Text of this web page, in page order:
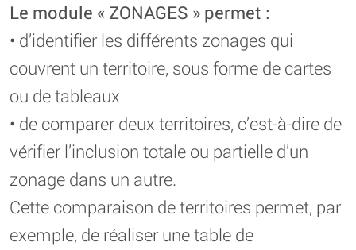
Le module « ZONAGES » permet :
• d’identifier les différents zonages qui
couvrent un territoire, sous forme de cartes
ou de tableaux
• de comparer deux territoires, c’est-à-dire de
vérifier l’inclusion totale ou partielle d’un
zonage dans un autre.
Cette comparaison de territoires permet, par
exemple, de réaliser une table de